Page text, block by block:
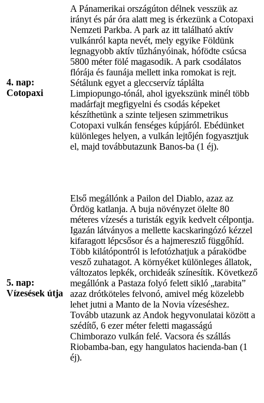
4. nap:
Cotopaxi
A Pánamerikai országúton délnek vesszük az
irányt és pár óra alatt meg is érkezünk a Cotopaxi
Nemzeti Parkba. A park az itt található aktív
vulkánról kapta nevét, mely egyike Földünk
legnagyobb aktív tűzhányóinak, hófödte csúcsa
5800 méter fölé magasodik. A park csodálatos
flórája és faunája mellett inka romokat is rejt.
Sétálunk egyet a gleccservíz táplálta
Limpiopungo-tónál, ahol igyekszünk minél több
madárfajt megfigyelni és csodás képeket
készíthetünk a szinte teljesen szimmetrikus
Cotopaxi vulkán fenséges kúpjáról. Ebédünket
különleges helyen, a vulkán lejtőjén fogyasztjuk
el, majd továbbutazunk Banos-ba (1 éj).
5. nap:
Vízesések útja
Első megállónk a Pailon del Diablo, azaz az
Ördög katlanja. A buja növényzet ölelte 80
méteres vízesés a turisták egyik kedvelt célpontja.
Igazán látványos a mellette kacskaringózó kézzel
kifaragott lépcsősor és a hajmeresztő függőhíd.
Több kilátópontról is lefotózhatjuk a páraködbe
vesző zuhatagot. A környéket különleges állatok,
változatos lepkék, orchideák színesítik. Következő
megállónk a Pastaza folyó felett sikló „tarabita”
azaz drótköteles felvonó, amivel még közelebb
lehet jutni a Manto de la Novia vízeséshez.
Tovább utazunk az Andok hegyvonulatai között a
szédítő, 6 ezer méter feletti magasságú
Chimborazo vulkán felé. Vacsora és szállás
Riobamba-ban, egy hangulatos hacienda-ban (1
éj).